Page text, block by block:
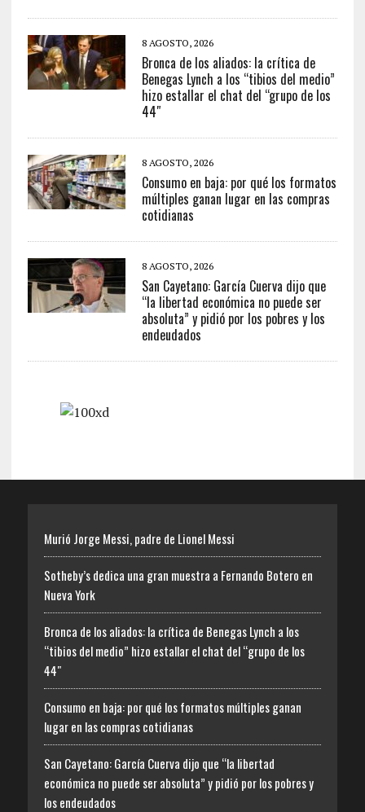
8 AGOSTO, 2026
Bronca de los aliados: la crítica de
Benegas Lynch a los “tibios del medio”
hizo estallar el chat del “grupo de los
44″
8 AGOSTO, 2026
Consumo en baja: por qué los formatos
múltiples ganan lugar en las compras
cotidianas
8 AGOSTO, 2026
San Cayetano: García Cuerva dijo que
“la libertad económica no puede ser
absoluta” y pidió por los pobres y los
endeudados
Murió Jorge Messi, padre de Lionel Messi
Sotheby’s dedica una gran muestra a Fernando Botero en
Nueva York
Bronca de los aliados: la crítica de Benegas Lynch a los
“tibios del medio” hizo estallar el chat del “grupo de los
44″
Consumo en baja: por qué los formatos múltiples ganan
lugar en las compras cotidianas
San Cayetano: García Cuerva dijo que “la libertad
económica no puede ser absoluta” y pidió por los pobres y
los endeudados